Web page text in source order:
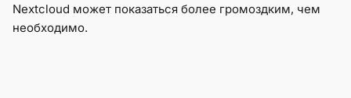
Nextcloud может показаться более громоздким, чем
необходимо.